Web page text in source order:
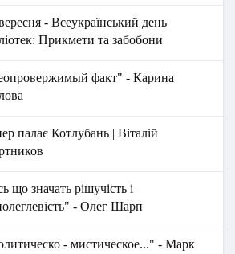
- Всеукраїнський день
Прикмети та забобони
факт" - Карина
палає Котлубань | Віталій
що значать рішучість і
- Олег Шарп
- мистическое..." - Марк